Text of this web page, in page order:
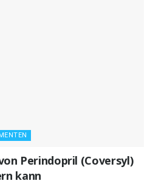
Perindopril (Coversyl)
kann